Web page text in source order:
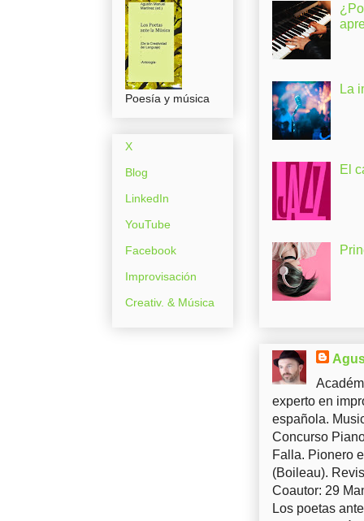
La
El
experto en
española.
Concurso
Falla. Pionero
(Boileau).
Coautor: 29
Los poetas
Poesía y música
X
Blog
LinkedIn
YouTube
Facebook
Improvisación
Creativ. & Música